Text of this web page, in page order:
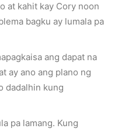
at kahit kay Cory noon
bagku ay lumala pa
ang dapat na
ay ano ang plano ng
dadalhin kung
pa lamang. Kung